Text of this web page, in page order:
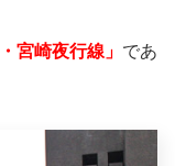
宮崎夜行線」 であ